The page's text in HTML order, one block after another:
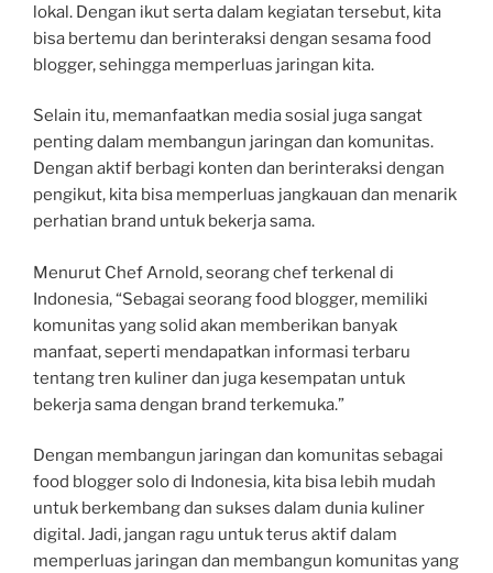
lokal. Dengan ikut serta dalam kegiatan tersebut, kita
bisa bertemu dan berinteraksi dengan sesama food
blogger, sehingga memperluas jaringan kita.
Selain itu, memanfaatkan media sosial juga sangat
penting dalam membangun jaringan dan komunitas.
Dengan aktif berbagi konten dan berinteraksi dengan
pengikut, kita bisa memperluas jangkauan dan menarik
perhatian brand untuk bekerja sama.
Menurut Chef Arnold, seorang chef terkenal di
Indonesia, “Sebagai seorang food blogger, memiliki
komunitas yang solid akan memberikan banyak
manfaat, seperti mendapatkan informasi terbaru
tentang tren kuliner dan juga kesempatan untuk
bekerja sama dengan brand terkemuka.”
Dengan membangun jaringan dan komunitas sebagai
food blogger solo di Indonesia, kita bisa lebih mudah
untuk berkembang dan sukses dalam dunia kuliner
digital. Jadi, jangan ragu untuk terus aktif dalam
memperluas jaringan dan membangun komunitas yang